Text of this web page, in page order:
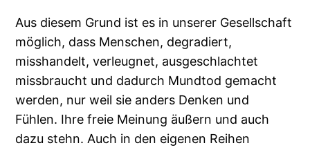
Aus diesem Grund ist es in unserer Gesellschaft
möglich, dass Menschen, degradiert,
misshandelt, verleugnet, ausgeschlachtet
missbraucht und dadurch Mundtod gemacht
werden, nur weil sie anders Denken und
Fühlen. Ihre freie Meinung äußern und auch
dazu stehn. Auch in den eigenen Reihen